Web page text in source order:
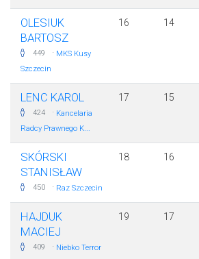
OLESIUK
BARTOSZ
449 · MKS Kusy
Szczecin
16 14
LENC KAROL
424 · Kancelaria
Radcy Prawnego K...
17 15
SKÓRSKI
STANISŁAW
450 · Raz Szczecin
18 16
HAJDUK
MACIEJ
409 · Niebko Terror
19 17